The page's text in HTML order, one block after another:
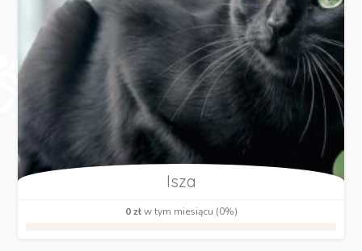
Isza
0 złw tym miesiącu (0%)